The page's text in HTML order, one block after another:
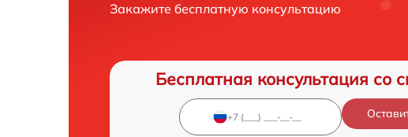
Закажите бесплатную консультацию
Бесплатная консультация со